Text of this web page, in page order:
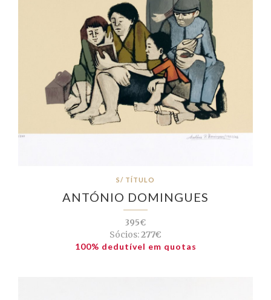
S/ TÍTULO
ANTÓNIO DOMINGUES
395€
Sócios:277€
100% dedutível em quotas